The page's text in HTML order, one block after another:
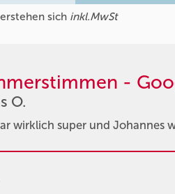
sich inkl.MwSt
-
O.
wirklich super und Johannes